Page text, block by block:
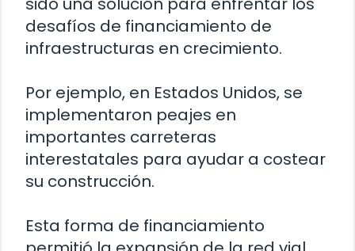
desafíos de financiamiento de
infraestructuras en crecimiento.
Por ejemplo, en Estados Unidos, se
implementaron peajes en
importantes carreteras
interestatales para ayudar a costear
su construcción.
Esta forma de financiamiento